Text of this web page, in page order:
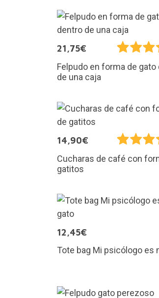
21,75€
Felpudo en forma de gato
de una caja
14,90€
Cucharas de café con
gatitos
12,45€
Tote bag Mi psicólogo es